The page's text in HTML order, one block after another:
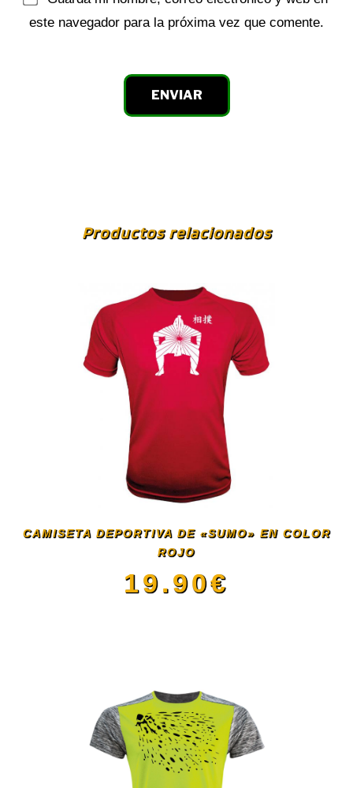
este navegador para la próxima vez que comente.
Productos relacionados
CAMISETA DEPORTIVA DE «SUMO» EN COLOR
ROJO
19.90€
tiene
múltiples